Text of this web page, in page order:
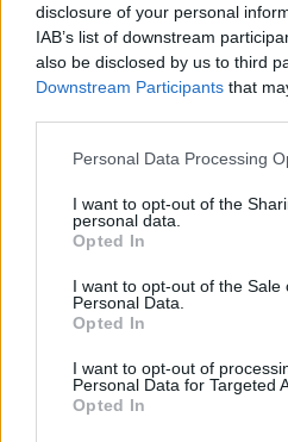
disclosure of your personal
IAB’s list of downstream
also be disclosed by us to third
Downstream Participants that
Please note that this website/
not limited to your visit or usage
grant or deny consent to Google
use your data for below
consent section.
Personal Data Processing
I want to opt-out of the
personal data.
Opted In
I want to opt-out of the Sale
Personal Data.
Opted In
I want to opt-out of
Personal Data for Targeted
Opted In
ξεκινήσει για άλλου
κινητικότητα είναι
ορισμένοι εκ των οποίων
παρόν. Λέγεται πως ο Ιβάν
κυβέρνηση, […]